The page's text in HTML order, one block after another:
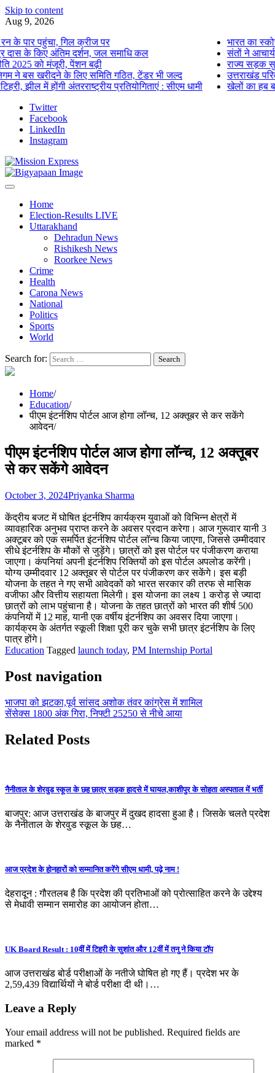
Skip to content
Aug 9, 2026
पार पहुंचा, गिल क्रीज पर
के किए अंतिम दर्शन, जल समाधि कल
को मंजूरी, पेंशन बढ़ी
बस खरीदने के लिए समिति गठित, टेंडर भी जल्द
में होंगी अंतरराष्ट्रीय प्रतियोगिताएं : सीएम धामी
भारत का स्कोर
संतों ने आचार्य
राज्य सड़क
उत्तराखंड
खेलों का हब बन
Twitter
Facebook
LinkedIn
Instagram
Home
Election-Results LIVE
Uttarakhand
Dehradun News
Rishikesh News
Roorkee News
Crime
Health
Carona News
National
Politics
Sports
World
Search for:
Home
Education
पीएम इंटर्नशिप पोर्टल आज होगा लॉन्च, 12 अक्तूबर से कर सकेंगे
आवेदन
पीएम इंटर्नशिप पोर्टल आज होगा लॉन्च, 12 अक्तूबर
से कर सकेंगे आवेदन
October 3, 2024Priyanka Sharma
केंद्रीय बजट में घोषित इंटर्नशिप कार्यक्रम युवाओं को विभिन्न क्षेत्रों में
व्यावहारिक अनुभव प्राप्त करने के अवसर प्रदान करेगा। आज गुरूवार यानी 3
अक्टूबर को एक समर्पित इंटर्नशिप पोर्टल लॉन्च किया जाएगा, जिससे उम्मीदवार
सीधे इंटर्नशिप के मौकों से जुड़ेंगे। छात्रों को इस पोर्टल पर पंजीकरण कराया
जाएगा। कंपनियां अपनी इंटर्नशिप रिक्तियों को इस पोर्टल अपलोड करेंगी।
योग्य उम्मीदवार 12 अक्तूबर से पोर्टल पर पंजीकरण कर सकेंगे। इस बड़ी
योजना के तहत ने गए सभी आवेदकों को भारत सरकार की तरफ से मासिक
वजीफा और वित्तीय सहायता मिलेगी। इस योजना का लक्ष्य 1 करोड़ से ज्यादा
छात्रों को लाभ पहुंचाना है। योजना के तहत छात्रों को भारत की शीर्ष 500
कंपनियों में 12 माह, यानी एक वर्षीय इंटर्नशिप का अवसर दिया जाएगा।
कार्यक्रम के अंतर्गत स्कूली शिक्षा पूरी कर चुके सभी छात्र इंटर्नशिप के लिए
पात्र होंगे।
Education Tagged launch today, PM Internship Portal
Post navigation
भाजपा को झटका,पूर्व सांसद अशोक तंवर कांग्रेस में शामिल
सेंसेक्स 1800 अंक गिरा, निफ्टी 25250 से नीचे आया
Related Posts
नैनीताल के शेरवुड स्कूल के छह छात्र सड़क हादसे में घायल,काशीपुर के सोहता अस्पताल में भर्ती
बाजपुर: आज उत्तराखंड के बाजपुर में दुखद हादसा हुआ है। जिसके चलते प्रदेश
के नैनीताल के शेरवुड स्कूल के छह…
आज प्रदेश के होनहारों को सम्मानित करेंगे सीएम धामी, पढ़े नाम !
देहरादून : गौरतलब है कि प्रदेश की प्रतिभाओं को प्रोत्साहित करने के उद्देश्य
से मेधावी सम्मान समारोह का आयोजन होता…
UK Board Result : 10वीं में टिहरी के सुशांत और 12वीं में तनु ने किया टॉप
आज उत्तराखंड बोर्ड परीक्षाओं के नतीजे घोषित हो गए हैं। प्रदेश भर के
2,59,439 विद्यार्थियों ने बोर्ड परीक्षा दी थी।…
Leave a Reply
Your email address will not be published. Required fields are
marked *